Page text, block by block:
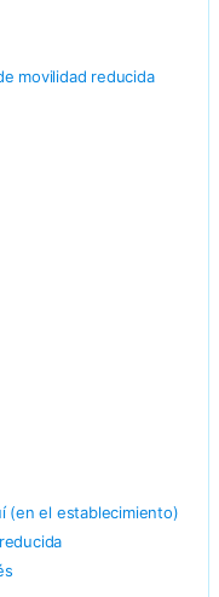
movilidad reducida
(en el establecimiento)